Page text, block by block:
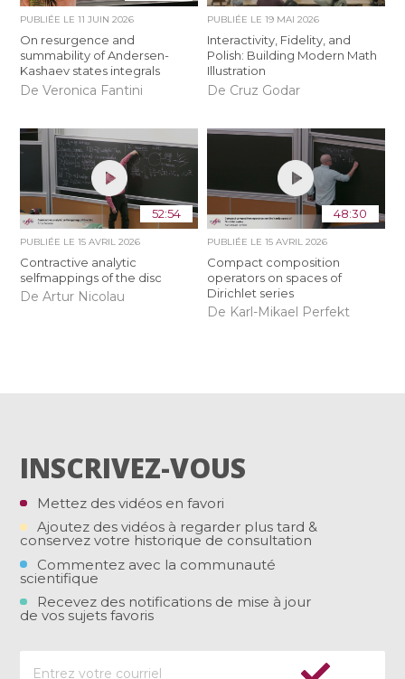
PUBLIÉE LE11 JUIN 2026
On resurgence and
summability of Andersen-
Kashaev states integrals
De Veronica Fantini
PUBLIÉE LE 19 MAI 2026
Interactivity, Fidelity, and
Polish: Building Modern Math
Illustration
De Cruz Godar
52:54
PUBLIÉE LE15 AVRIL 2026
Contractive analytic
selfmappings of the disc
De Artur Nicolau
48:30
PUBLIÉE LE 15 AVRIL 2026
Compact composition
operators on spaces of
Dirichlet series
De Karl-Mikael Perfekt
INSCRIVEZ-VOUS
Mettez des vidéos en favori
Ajoutez des vidéos à regarder plus tard &
conservez votre historique de consultation
Commentez avec la communauté
scientifique
Recevez des notifications de mise à jour
de vos sujets favoris